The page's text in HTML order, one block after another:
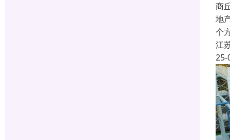
商
地
个
江
25-